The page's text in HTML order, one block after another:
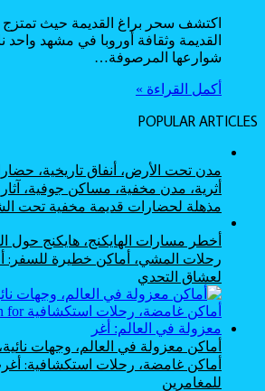
اكتشف سحر براغ القديمة حيث
القديمة وثقافة أوروبا في مشهد واحد
شوارعها المرصوفة…
أكمل القراءة »
POPULAR ARTICLES
مدن تحت الأرض، أنفاق تاريخية،
أثرية، مدن مخفية، مساكن جوفية،
مذهلة لحضارات قديمة مخفية تحت
أخطر مسارات الهايكنج، هايكنج حول
رحلات المشي، أماكن خطيرة للسفر:
لعشاق التحدي
أماكن معزولة في العالم، وجهات
أماكن غامضة، رحلات استكشافية:
للمغامرين